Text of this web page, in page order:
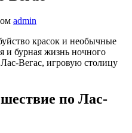
admin
красок и необычные
и бурная жизнь ночного
Вегас, игровую столицу
по Лас-